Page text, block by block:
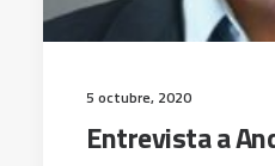
5 octubre, 2020
Entrevista a